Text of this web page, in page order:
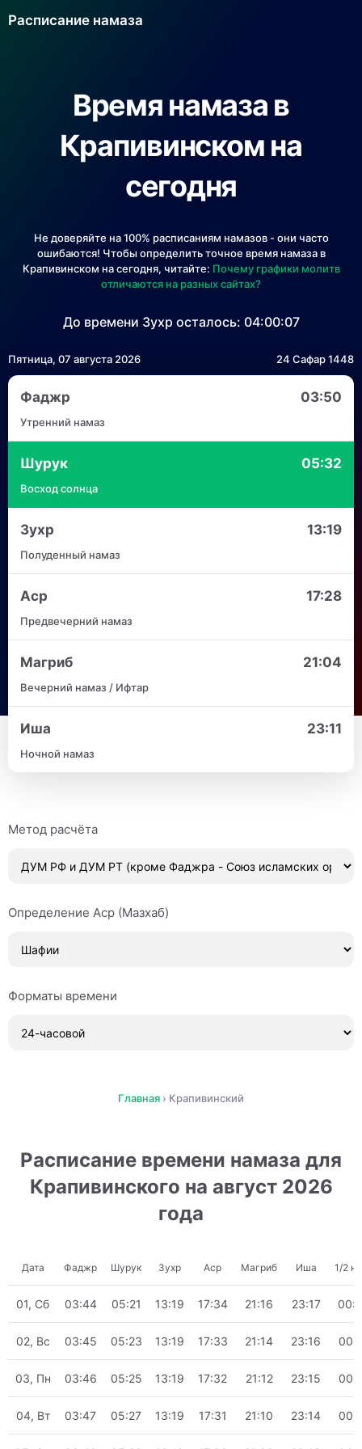
Расписание намаза
Время намаза в
Крапивинском на
сегодня
Не доверяйте на 100% расписаниям намазов - они часто
ошибаются! Чтобы определить точное время намаза в
Крапивинском на сегодня, читайте: Почему графики молитв
отличаются на разных сайтах?
До времени Зухр осталось: 04:00:07
Пятница, 07 августа 2026 24 Сафар 1448
Фаджр 03:50
Утренний намаз
Шурук 05:32
Восход солнца
Зухр 13:19
Полуденный намаз
Аср 17:28
Предвечерний намаз
Магриб 21:04
Вечерний намаз / Ифтар
Иша 23:11
Ночной намаз
Метод расчёта
Определение Аср (Мазхаб)
Форматы времени
Главная › Крапивинский
Расписание времени намаза для
Крапивинского на август 2026
года
Дата Фаджр Шурук Зухр Аср Магриб Иша 1/2
01, Сб 03:44 05:21 13:19 17:34 21:16 23:17
02, Вс 03:45 05:23 13:19 17:33 21:14 23:16
03, Пн 03:46 05:25 13:19 17:32 21:12 23:15
04, Вт 03:47 05:27 13:19 17:31 21:10 23:14